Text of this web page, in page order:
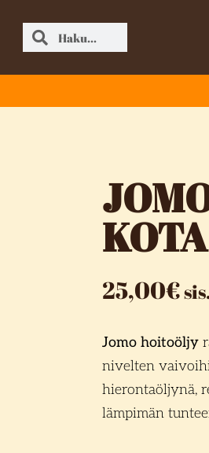
KOTA
25,00€
Jomo hoitoöljy
nivelten
hierontaöljynä,
lämpimän